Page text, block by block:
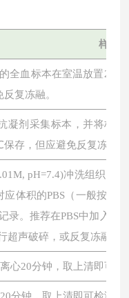
样本
全血标本在室温放置2
复冻融。
凝剂采集标本，并将标
存，但应避免反复冻融。
pH=7.4)冲洗组织，
体积的PBS（一般按
录。推荐在PBS中加入
超声破碎，或反复冻融。
心20分钟，取上清即可